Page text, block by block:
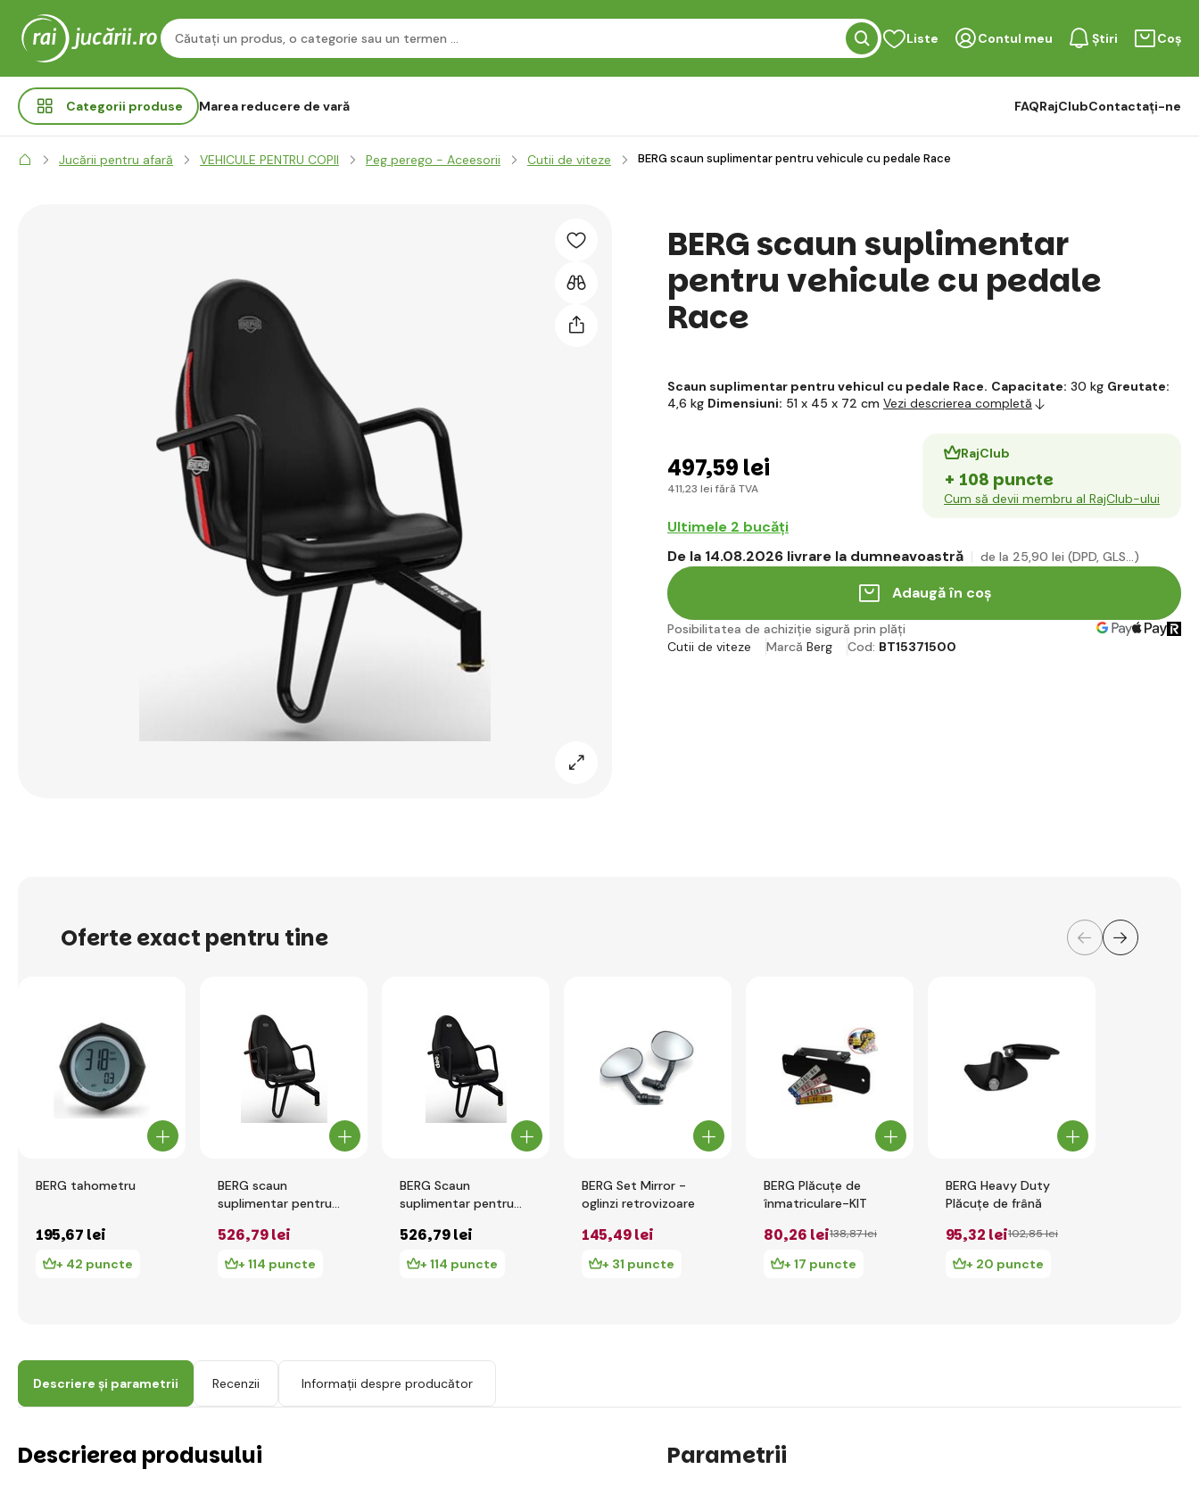
Liste Contul meu Știri Coș
Categorii produse Marea reducere de vară FAQRajClubContactați-ne
Jucării pentru afară VEHICULE PENTRU COPII Peg perego - Aceesorii Cutii de viteze BERG scaun suplimentar pentru vehicule cu pedale Race
BERG scaun suplimentar
pentru vehicule cu pedale
Race
Scaun suplimentar pentru vehicul cu pedale Race. Capacitate: 30 kg Greutate:
4,6 kg Dimensiuni: 51 x 45 x 72 cm Vezi descrierea completă
497,59 lei
411,23 lei fără TVA
RajClub
+ 108 puncte
Cum să devii membru al RajClub-ului
Ultimele 2 bucăți
De la 14.08.2026 livrare la dumneavoastră
de la 25,90 lei (DPD, GLS...)
Adaugă în coș
Posibilitatea de achiziție sigură prin plăți
Cutii de viteze
Marcă Berg Cod: BT15371500
Oferte exact pentru tine
BERG tahometru
195,67 lei
+ 42 puncte
BERG scaun
suplimentar pentru
Black Edition
526,79 lei
+ 114 puncte
BERG Scaun
suplimentar pentru
Jeep
526,79 lei
+ 114 puncte
BERG Set Mirror -
oglinzi retrovizoare
145,49 lei
+ 31 puncte
BERG Plăcuțe de
înmatriculare-KIT
80,26 lei138,87 lei
+ 17 puncte
BERG Heavy Duty
Plăcuțe de frână
95,32 lei102,85 lei
+ 20 puncte
Descriere și parametrii Recenzii Informații despre producător
Descrierea produsului Parametrii